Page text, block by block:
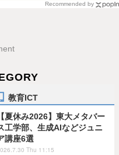
Recommended by
教育ICT
【夏休み2026】東大メタバー
工学部、生成AIなどジュニ
講座6選
Thu 11:15